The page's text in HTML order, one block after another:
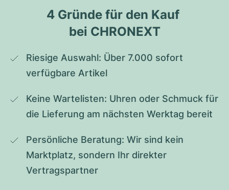
4 Gründe für den Kauf
bei CHRONEXT
Riesige Auswahl: Über 7.000 sofort
verfügbare Artikel
Keine Wartelisten: Uhren oder Schmuck für
die Lieferung am nächsten Werktag bereit
Persönliche Beratung: Wir sind kein
Marktplatz, sondern Ihr direkter
Vertragspartner